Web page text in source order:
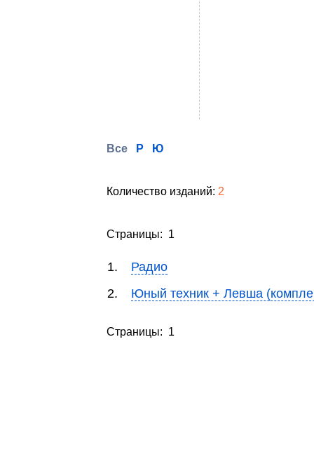
Все Р Ю
Количество изданий: 2
Страницы: 1
1.
Радио
2.
Юный техник + Левша
Страницы: 1